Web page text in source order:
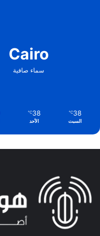
Cairo
سماء صافية
38
℃
السبت
38
℃
الأحد